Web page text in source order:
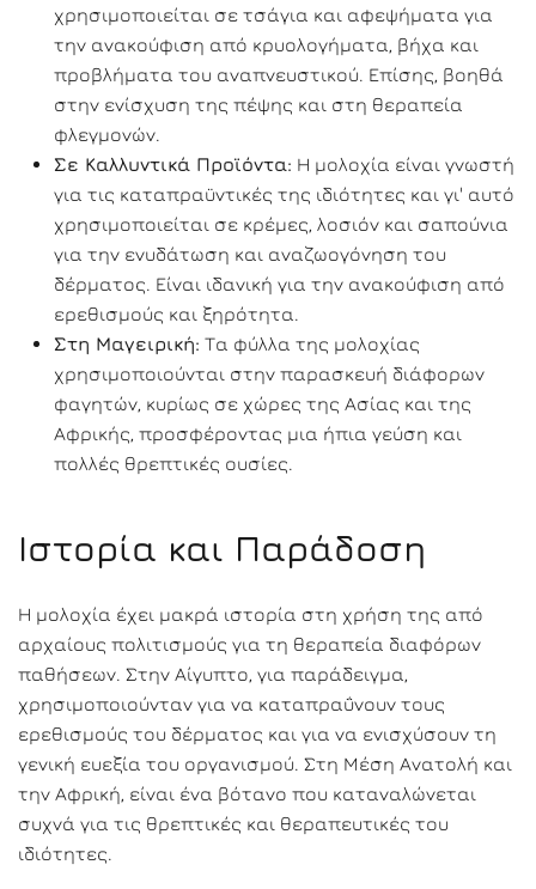
χρησιμοποιείται σε τσάγια και αφεψήματα για
την ανακούφιση από κρυολογήματα, βήχα και
προβλήματα του αναπνευστικού. Επίσης, βοηθά
στην ενίσχυση της πέψης και στη θεραπεία
φλεγμονών.
Σε Καλλυντικά Προϊόντα: Η μολοχία είναι γνωστή
για τις καταπραϋντικές της ιδιότητες και γι' αυτό
χρησιμοποιείται σε κρέμες, λοσιόν και σαπούνια
για την ενυδάτωση και αναζωογόνηση του
δέρματος. Είναι ιδανική για την ανακούφιση από
ερεθισμούς και ξηρότητα.
Στη Μαγειρική: Τα φύλλα της μολοχίας
χρησιμοποιούνται στην παρασκευή διάφορων
φαγητών, κυρίως σε χώρες της Ασίας και της
Αφρικής, προσφέροντας μια ήπια γεύση και
πολλές θρεπτικές ουσίες.
Ιστορία και Παράδοση
Η μολοχία έχει μακρά ιστορία στη χρήση της από
αρχαίους πολιτισμούς για τη θεραπεία διαφόρων
παθήσεων. Στην Αίγυπτο, για παράδειγμα,
χρησιμοποιούνταν για να καταπραΰνουν τους
ερεθισμούς του δέρματος και για να ενισχύσουν τη
γενική ευεξία του οργανισμού. Στη Μέση Ανατολή και
την Αφρική, είναι ένα βότανο που καταναλώνεται
συχνά για τις θρεπτικές και θεραπευτικές του
ιδιότητες.